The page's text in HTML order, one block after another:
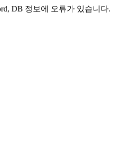
DB 정보에 오류가 있습니다.